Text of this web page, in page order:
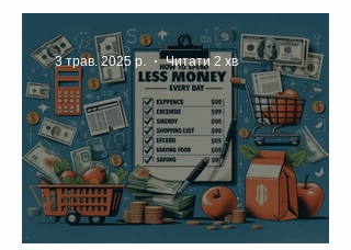
3 трав. 2025 р. Читати 2 хв